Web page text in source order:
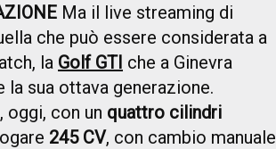
Ma il live streaming di
che può essere considerata a
la Golf GTI che a Ginevra
sua ottava generazione.
con un quattro cilindri
245 CV, con cambio manuale